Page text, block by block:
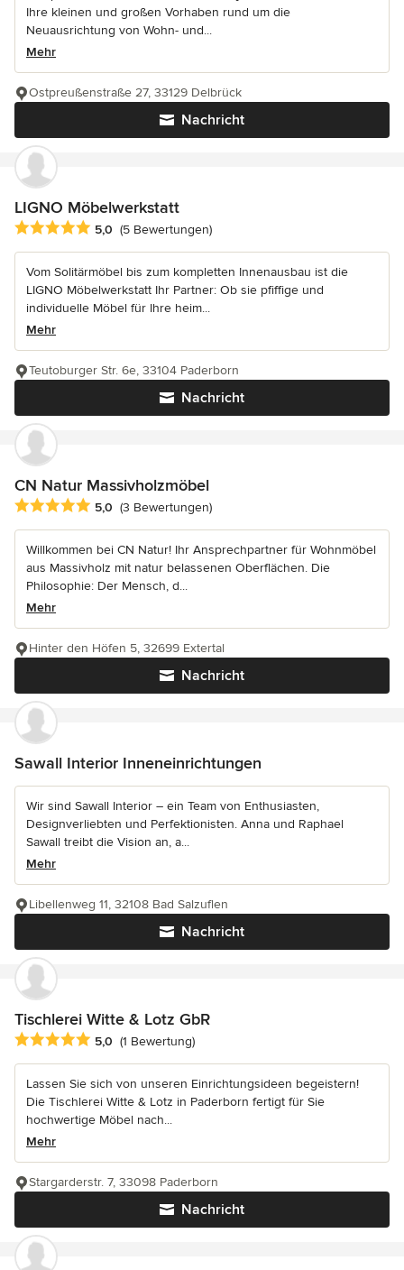
Ihre kleinen und großen Vorhaben rund um die
Neuausrichtung von Wohn- und...
Mehr
Nachricht
Ostpreußenstraße 27, 33129 Delbrück
LIGNO Möbelwerkstatt
Durchschnittliche Bewertung: 5 von 5 Sternen
5,0 (5 Bewertungen)
Vom Solitärmöbel bis zum kompletten Innenausbau ist die
LIGNO Möbelwerkstatt Ihr Partner: Ob sie pfiffige und
individuelle Möbel für Ihre heim...
Mehr
Nachricht
Teutoburger Str. 6e, 33104 Paderborn
CN Natur Massivholzmöbel
Durchschnittliche Bewertung: 5 von 5 Sternen
5,0 (3 Bewertungen)
Willkommen bei CN Natur! Ihr Ansprechpartner für Wohnmöbel
aus Massivholz mit natur belassenen Oberflächen. Die
Philosophie: Der Mensch, d...
Mehr
Nachricht
Hinter den Höfen 5, 32699 Extertal
Sawall Interior Inneneinrichtungen
Wir sind Sawall Interior – ein Team von Enthusiasten,
Designverliebten und Perfektionisten. Anna und Raphael
Sawall treibt die Vision an, a...
Mehr
Nachricht
Libellenweg 11, 32108 Bad Salzuflen
Tischlerei Witte & Lotz GbR
Durchschnittliche Bewertung: 5 von 5 Sternen
5,0 (1 Bewertung)
Lassen Sie sich von unseren Einrichtungsideen begeistern!
Die Tischlerei Witte & Lotz in Paderborn fertigt für Sie
hochwertige Möbel nach...
Mehr
Nachricht
Stargarderstr. 7, 33098 Paderborn